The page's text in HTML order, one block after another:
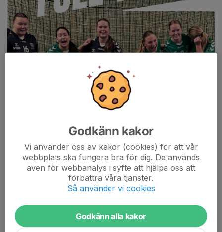
12 raka segrar i serien!
Det var upplagt för en tät, fysisk och stundtals grinig drabbning,
och Mantorp visste redan på förhand att Eskil skulle bjuda på
Godkänn kakor
Vi använder oss av kakor (cookies) för att vår
webbplats ska fungera bra för dig. De används
även för webbanalys i syfte att hjälpa oss att
förbättra våra tjänster.
Så använder vi cookies
Godkänn alla kakor